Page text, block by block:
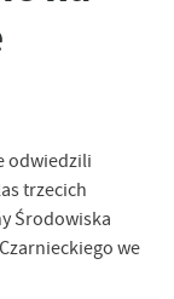
odwiedzili
trzecich
Środowiska
we
komfort
dopasowanie
i
w zakresie
częstotliwości,